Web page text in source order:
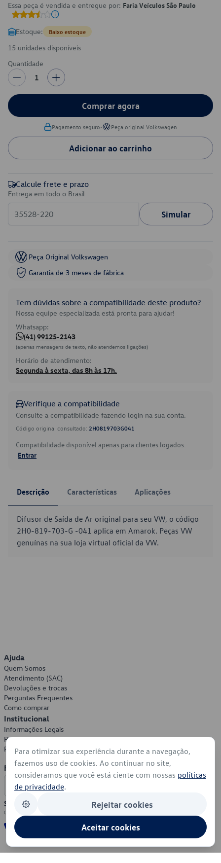
Essa peça é vendida e entregue por: Faria Veículos São Paulo
Estoque: Baixo estoque
15 unidades disponíveis
Quantidade
1
Comprar agora
Pagamento seguro• Peça original Volkswagen
Adicionar ao carrinho
Calcule frete e prazo
Entrega em todo o Brasil
Simular
Peça Original Volkswagen
Garantia de 3 meses de fábrica
Tem dúvidas sobre a compatibilidade deste produto?
Nossa equipe especializada está pronta para ajudar!
Whatsapp:
(41) 99125-2143
(apenas mensagens de texto, não atendemos ligações)
Horário de atendimento:
Segunda à sexta, das 8h às 17h.
Verifique a compatibilidade
Consulte a compatibilidade fazendo login na sua conta.
Código original consultado: 2H0819703G041
Compatibilidade disponível apenas para clientes logados.
Entrar
Descrição Características Aplicações
Difusor de Saída de Ar original para seu VW, o código
2H0-819-703-G -041 aplica em Amarok. Peças VW
genuínas na sua loja virtual oficial da VW.
Ajuda
Quem Somos
Atendimento (SAC)
Devoluções e trocas
Perguntas Frequentes
Como comprar
Institucional
Informações Legais
Política de Privacidade
Política de Cookies
Formas de Pagamento
Segurança
Para otimizar sua experiência durante a navegação,
fazemos uso de cookies. Ao continuar no site,
consideramos que você está ciente com nossas políticas
de privacidade.
Rejeitar cookies
Aceitar cookies